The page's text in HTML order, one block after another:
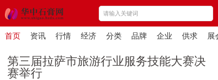
首页 资讯 行情 经济 分类 品牌 企业 供求 展
第三届拉萨市旅游行业服务技能大赛决
赛举行